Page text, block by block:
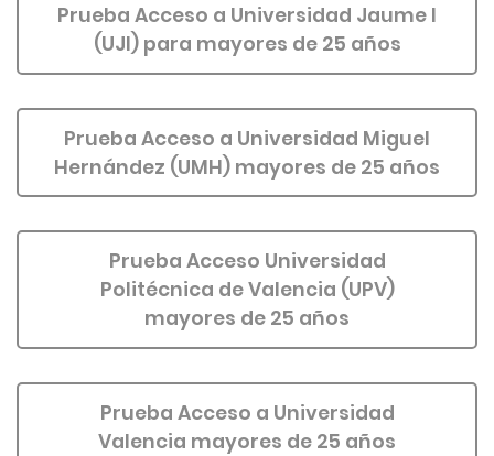
Prueba Acceso a Universidad Jaume I
(UJI) para mayores de 25 años
Prueba Acceso a Universidad Miguel
Hernández (UMH) mayores de 25 años
Prueba Acceso Universidad
Politécnica de Valencia (UPV)
mayores de 25 años
Prueba Acceso a Universidad
Valencia mayores de 25 años